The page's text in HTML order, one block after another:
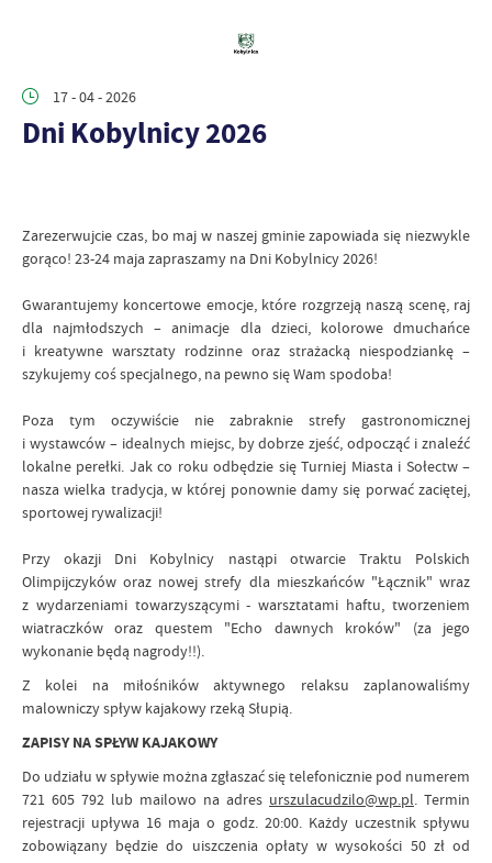
17 - 04 - 2026
Dni Kobylnicy 2026
Zarezerwujcie czas, bo maj w naszej gminie zapowiada się niezwykle
gorąco! 23-24 maja zapraszamy na Dni Kobylnicy 2026!
Gwarantujemy koncertowe emocje, które rozgrzeją naszą scenę, raj
dla najmłodszych – animacje dla dzieci, kolorowe dmuchańce
i kreatywne warsztaty rodzinne oraz strażacką niespodziankę –
szykujemy coś specjalnego, na pewno się Wam spodoba!
Poza tym oczywiście nie zabraknie strefy gastronomicznej
i wystawców – idealnych miejsc, by dobrze zjeść, odpocząć i znaleźć
lokalne perełki. Jak co roku odbędzie się Turniej Miasta i Sołectw –
nasza wielka tradycja, w której ponownie damy się porwać zaciętej,
sportowej rywalizacji!
Przy okazji Dni Kobylnicy nastąpi otwarcie Traktu Polskich
Olimpijczyków oraz nowej strefy dla mieszkańców "Łącznik" wraz
z wydarzeniami towarzyszącymi - warsztatami haftu, tworzeniem
wiatraczków oraz questem "Echo dawnych kroków" (za jego
wykonanie będą nagrody!!).
Z kolei na miłośników aktywnego relaksu zaplanowaliśmy
malowniczy spływ kajakowy rzeką Słupią.
ZAPISY NA SPŁYW KAJAKOWY
Do udziału w spływie można zgłaszać się telefonicznie pod numerem
721 605 792 lub mailowo na adres urszulacudzilo@wp.pl. Termin
rejestracji upływa 16 maja o godz. 20:00. Każdy uczestnik spływu
zobowiązany będzie do uiszczenia opłaty w wysokości 50 zł od